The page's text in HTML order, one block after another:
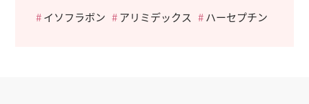
イソフラボン
アリミデックス ハーセプチン